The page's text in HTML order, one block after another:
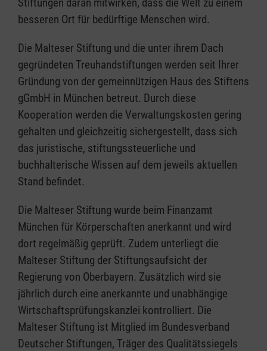
besseren Ort für bedürftige Menschen wird.
Die Malteser Stiftung und die unter ihrem Dach
gegründeten Treuhandstiftungen werden seit Ihrer
Gründung von der gemeinnützigen Haus des Stiftens
gGmbH in München betreut. Durch diese
Kooperation werden die Verwaltungskosten gering
gehalten und gleichzeitig sichergestellt, dass sich
das juristische, stiftungssteuerliche und
buchhalterische Wissen auf dem jeweils aktuellen
Stand befindet.
Die Malteser Stiftung wurde beim Finanzamt
München für Körperschaften anerkannt und wird
dort regelmäßig geprüft. Zudem unterliegt die
Malteser Stiftung der Stiftungsaufsicht der
Regierung von Oberbayern. Zusätzlich wird sie
jährlich durch eine anerkannte und unabhängige
Wirtschaftsprüfungskanzlei kontrolliert. Die
Malteser Stiftung ist Mitglied im Bundesverband
Deutscher Stiftungen, Träger des Qualitätssiegels